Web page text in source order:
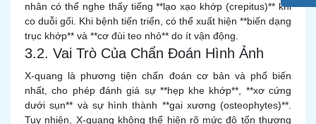
nhân có thể nghe thấy tiếng **lạo xạo khớp (crepitus)** khi
co duỗi gối. Khi bệnh tiến triển, có thể xuất hiện **biến dạng
trục khớp** và **cơ đùi teo nhỏ** do ít vận động.
3.2. Vai Trò Của Chẩn Đoán Hình Ảnh
X-quang là phương tiện chẩn đoán cơ bản và phổ biến
nhất, cho phép đánh giá sự **hẹp khe khớp**, **xơ cứng
dưới sụn** và sự hình thành **gai xương (osteophytes)**.
Tuy nhiên, X-quang không thể hiện rõ mức độ tổn thương